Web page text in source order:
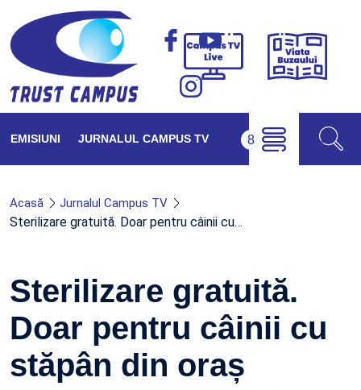
Campus
Viața
EMISIUNI JURNALUL CAMPUS TV
Acasă Jurnalul Campus TV
Sterilizare gratuită. Doar pentru câinii cu…
Sterilizare gratuită.
Doar pentru câinii cu
stăpân din oraș